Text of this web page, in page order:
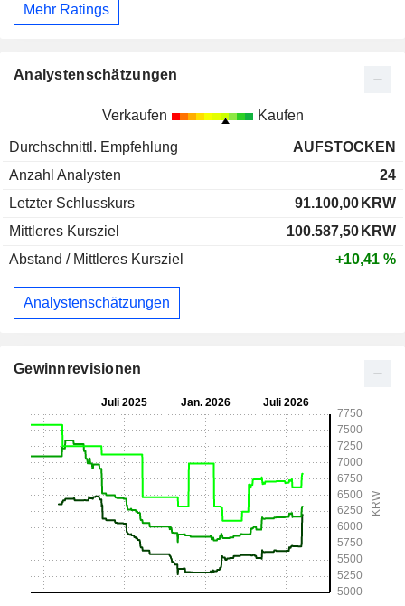
Mehr Ratings
Analystenschätzungen
Verkaufen Kaufen
Durchschnittl. Empfehlung
AUFSTOCKEN
Anzahl Analysten
24
Letzter Schlusskurs
91.100,00 KRW
Mittleres Kursziel
100.587,50 KRW
Abstand / Mittleres Kursziel
+10,41 %
Analystenschätzungen
Gewinnrevisionen